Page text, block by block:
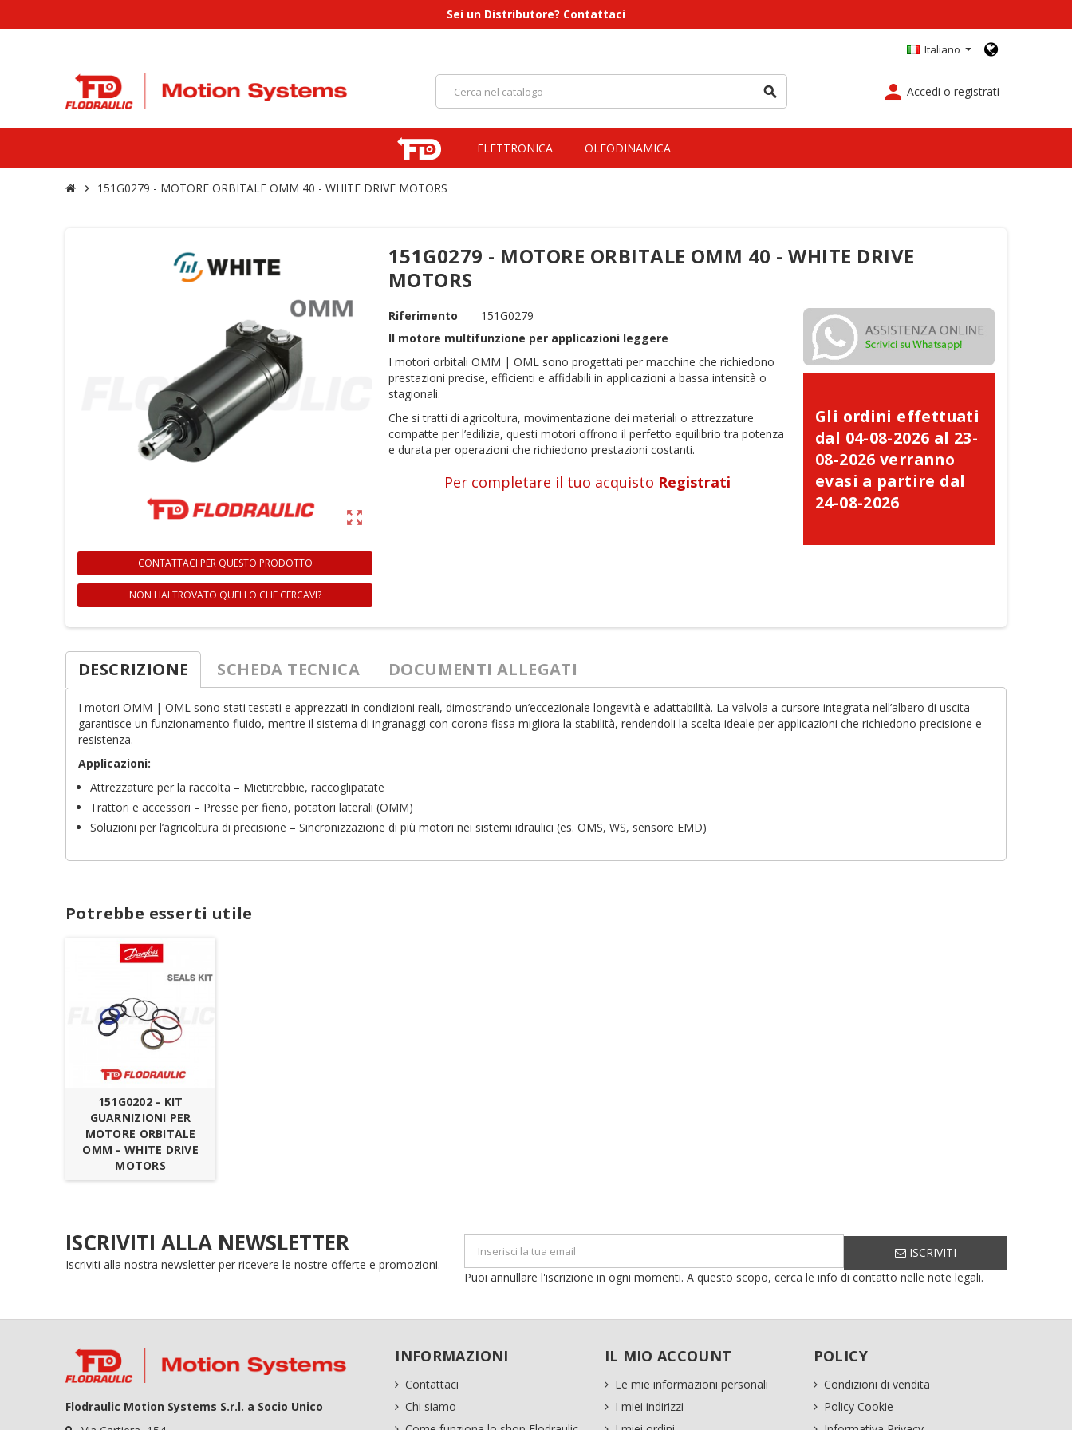
×
Crea lista dei desideri
Nome lista dei desideri
Accedi
Devi avere effettuato l'accesso per salvare dei prodotti nella tua lista dei
Sei un Distributore? Contattaci
Italiano
search person Accedi o registrati
ELETTRONICA OLEODINAMICA
chevron_right 151G0279 - MOTORE ORBITALE OMM 40 - WHITE DRIVE MOTORS
zoom_out_map
CONTATTACI PER QUESTO PRODOTTO
NON HAI TROVATO QUELLO CHE CERCAVI?
151G0279 - MOTORE ORBITALE OMM 40 - WHITE DRIVE
MOTORS
Riferimento
151G0279
Il motore multifunzione per applicazioni leggere
I motori orbitali OMM | OML sono progettati per macchine che richiedono
prestazioni precise, efficienti e affidabili in applicazioni a bassa intensità o
stagionali.
Che si tratti di agricoltura, movimentazione dei materiali o attrezzature
compatte per l’edilizia, questi motori offrono il perfetto equilibrio tra potenza
e durata per operazioni che richiedono prestazioni costanti.
Per completare il tuo acquisto Registrati
Gli ordini effettuati
dal 04-08-2026 al 23-
08-2026 verranno
evasi a partire dal
24-08-2026
DESCRIZIONE SCHEDA TECNICA DOCUMENTI ALLEGATI
I motori OMM | OML sono stati testati e apprezzati in condizioni reali, dimostrando un’eccezionale longevità e adattabilità. La valvola a cursore integrata nell’albero di uscita
garantisce un funzionamento fluido, mentre il sistema di ingranaggi con corona fissa migliora la stabilità, rendendoli la scelta ideale per applicazioni che richiedono precisione e
resistenza.
Applicazioni:
Attrezzature per la raccolta – Mietitrebbie, raccoglipatate
Trattori e accessori – Presse per fieno, potatori laterali (OMM)
Soluzioni per l’agricoltura di precisione – Sincronizzazione di più motori nei sistemi idraulici (es. OMS, WS, sensore EMD)
Potrebbe esserti utile
151G0202 - KIT
GUARNIZIONI PER
MOTORE ORBITALE
OMM - WHITE DRIVE
MOTORS
ISCRIVITI ALLA NEWSLETTER
Iscriviti alla nostra newsletter per ricevere le nostre offerte e promozioni.
ISCRIVITI
Puoi annullare l'iscrizione in ogni momenti. A questo scopo, cerca le info di contatto nelle note legali.
Flodraulic Motion Systems S.r.l. a Socio Unico
INFORMAZIONI
Contattaci
Chi siamo
IL MIO ACCOUNT
Le mie informazioni personali
I miei indirizzi
POLICY
Condizioni di vendita
Policy Cookie